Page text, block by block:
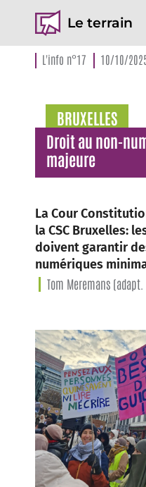
Le terrain
L'info n°17 10/10/
BRUXELLES
Droit au non-
majeure
La Cour
la CSC Bruxelles:
doivent garantir
numériques
Tom Meremans (adapt.